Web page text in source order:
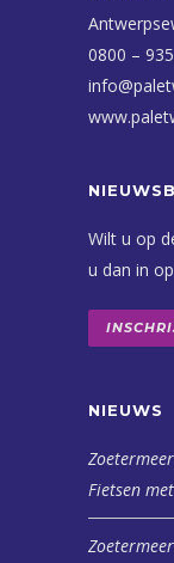
0800 –
Wilt u op
u dan in
NIEUWS
Fietsen